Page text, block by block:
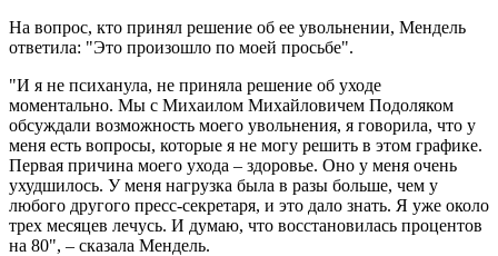
На вопрос, кто принял решение об ее увольнении, Мендель
ответила: "Это произошло по моей просьбе".
"И я не психанула, не приняла решение об уходе
моментально. Мы с Михаилом Михайловичем Подоляком
обсуждали возможность моего увольнения, я говорила, что у
меня есть вопросы, которые я не могу решить в этом графике.
Первая причина моего ухода – здоровье. Оно у меня очень
ухудшилось. У меня нагрузка была в разы больше, чем у
любого другого пресс-секретаря, и это дало знать. Я уже около
трех месяцев лечусь. И думаю, что восстановилась процентов
на 80", – сказала Мендель.